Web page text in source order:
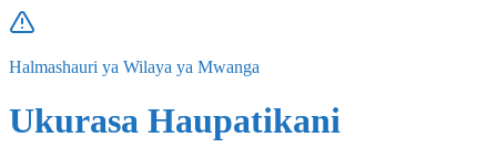
Halmashauri ya Wilaya ya Mwanga
Ukurasa Haupatikani